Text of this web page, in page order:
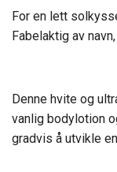
For en lett
Fabelaktig av
Denne hvite og
vanlig bodylotion
gradvis å utvikle